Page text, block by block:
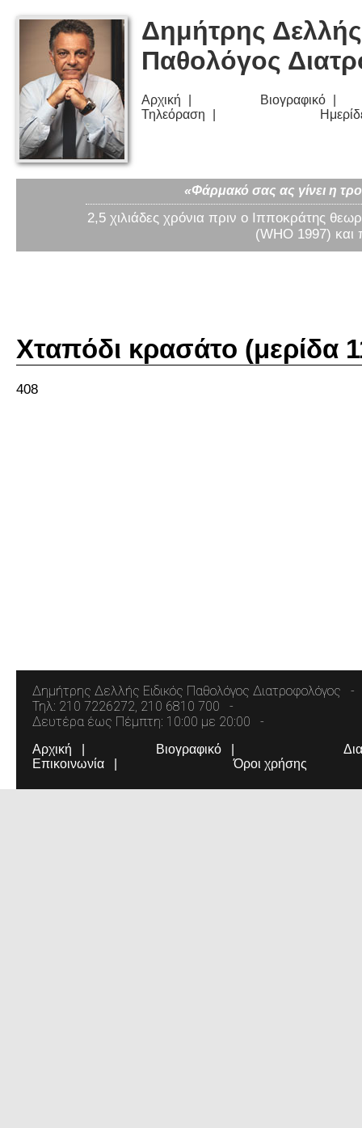
Δημήτρης
Παθολόγος
Αρχική
Βιογραφικό
Τηλεόραση
«Φάρμακό σας ας γίνει η
2,5 χιλιάδες χρόνια πριν ο Ιπποκράτης
(WHO 1997) και
Χταπόδι κρασάτο (μερίδα
408
Δημήτρης Δελλής Ειδικός Παθολόγος Διατροφολόγος
Τηλ: 210 7226272, 210 6810 700
Δευτέρα έως Πέμπτη: 10:00 με 20:00
Αρχική Βιογραφικό
Επικοινωνία
Όροι χρήσης